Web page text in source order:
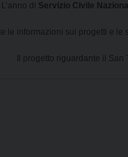
L’anno di Servizio Civile
le informazioni sui progetti e le
Il progetto riguardante il